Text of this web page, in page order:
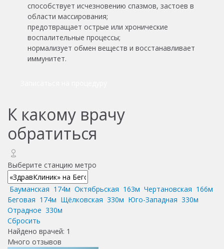
способствует исчезновению спазмов, застоев в
области массирования;
предотвращает острые или хронические
воспалительные процессы;
нормализует обмен веществ и восстанавливает
иммунитет.
К какому врачу
обратиться
Выберите станцию метро
Бауманская 174м Октябрьская 163м Чертановская 166м
Беговая 174м Щёлковская 330м Юго-Западная 330м
Отрадное 330м
Сбросить
Найдено врачей: 1
Много отзывов